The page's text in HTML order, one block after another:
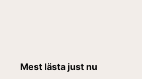
Mest lästa just nu